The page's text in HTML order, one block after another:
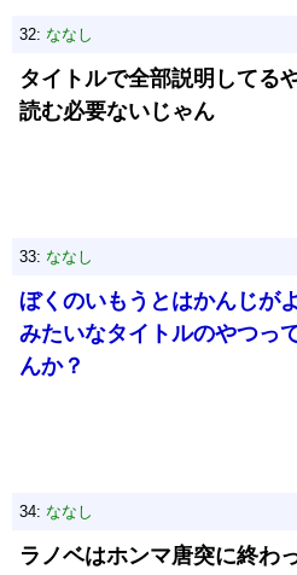
32: ななし
タイトルで全部説明してる
読む必要ないじゃん
33: ななし
ぼくのいもうとはかんじが
みたいなタイトルのやつっ
んか？
34: ななし
ラノベはホンマ唐突に終わ